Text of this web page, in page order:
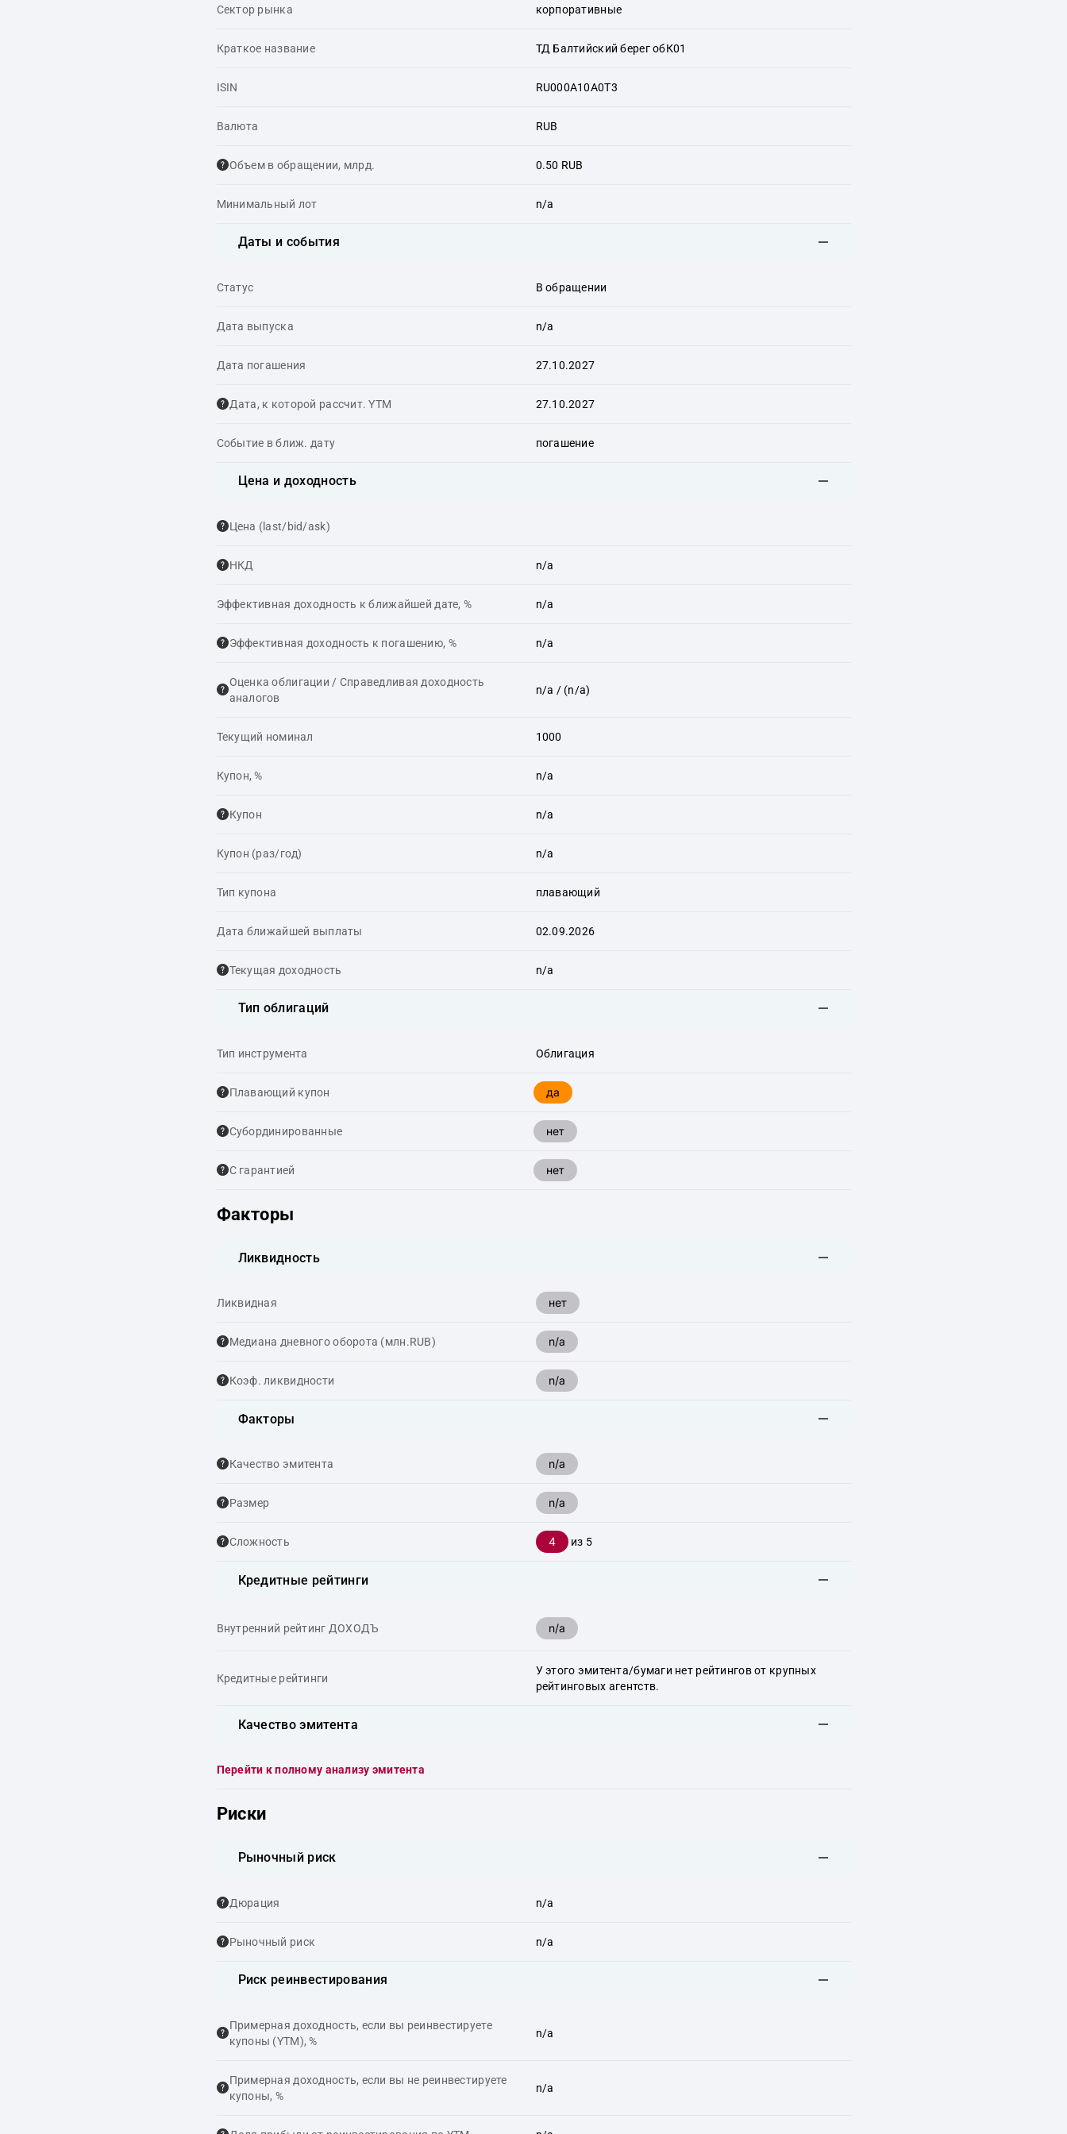
Сектор рынка корпоративные
Краткое название ТД Балтийский берег обК01
ISIN RU000A10A0T3
Валюта RUB
Объем в обращении, млрд. 0.50 RUB
Минимальный лот n/a
Даты и события
Статус В обращении
Дата выпуска n/a
Дата погашения 27.10.2027
Дата, к которой рассчит. YTM 27.10.2027
Событие в ближ. дату погашение
Цена и доходность
Цена (last/bid/ask)
НКД n/a
Эффективная доходность к ближайшей дате, % n/a
Эффективная доходность к погашению, % n/a
Оценка облигации / Справедливая доходность
аналогов
n/a / (n/a)
Текущий номинал 1000
Купон, % n/a
Купон n/a
Купон (раз/год) n/a
Тип купона плавающий
Дата ближайшей выплаты 02.09.2026
Текущая доходность n/a
Тип облигаций
Тип инструмента Облигация
Плавающий купон да
Cубординированные нет
С гарантией нет
Факторы
Ликвидность
Ликвидная нет
Медиана дневного оборота (млн.RUB) n/a
Коэф. ликвидности n/a
Факторы
Качество эмитента n/a
Размер n/a
Сложность 4 из 5
Кредитные рейтинги
Внутренний рейтинг ДОХОДЪ n/a
Кредитные рейтинги
У этого эмитента/бумаги нет рейтингов от крупных
рейтинговых агентств.
Качество эмитента
Перейти к полному анализу эмитента
Риски
Рыночный риск
Дюрация n/a
Рыночный риск n/a
Риск реинвестирования
Примерная доходность, если вы реинвестируете
купоны (YTM), %
n/a
Примерная доходность, если вы не реинвестируете
купоны, %
n/a